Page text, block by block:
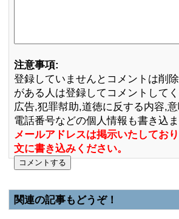
注意事項:
登録していませんとコメントは削
がある人は登録してコメントしてく
広告,犯罪幇助,道徳に反する内容,
電話番号などの個人情報も書き込
メールアドレスは掲示いたしてお
文に書き込みください。
関連の記事もどうぞ！